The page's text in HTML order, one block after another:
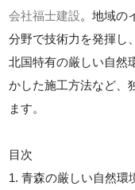
会社福士建設。地域の
分野で技術力を発揮し
北国特有の厳しい自然
かした施工方法など、
ます。
目次
1. 青森の厳しい自然環